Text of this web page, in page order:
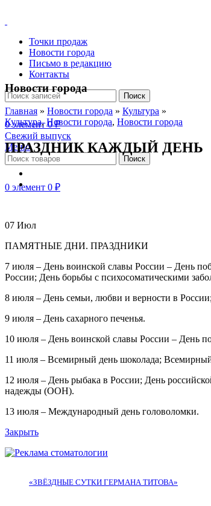
Точки продаж
Новости города
Письмо в редакцию
Контакты
Поиск
0элемент 0₽
Свежий выпуск
Меню
Поиск
0 элемент 0 ₽
Новости города
Главная » Новости города » Культура »
Культура,Новости города, Новости города
ПРАЗДНИК КАЖДЫЙ ДЕНЬ
07 Июл
ПАМЯТНЫЕ ДНИ. ПРАЗДНИКИ
7 июля – День воинской славы России – День
России; День борьбы с психосоматическими
8 июля – День семьи, любви и верности в
9 июля – День сахарного печенья.
10 июля – День воинской славы России – День
11 июля – Всемирный день шоколада;
12 июля – День рыбака в России; День
надежды (ООН).
13 июля – Международный день головоломки.
Закрыть
«ЗВЁЗДНЫЕ СУТКИ ГЕРМАНА ТИТОВА»